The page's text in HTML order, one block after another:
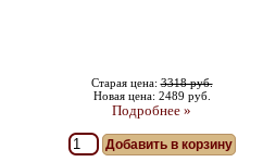
Старая цена:3318 руб.
Новая цена: 2489 руб.
Подробнее »
Добавить в корзину